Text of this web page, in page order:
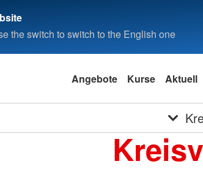
the switch to switch to the English one
Angebote Kurse Aktuell